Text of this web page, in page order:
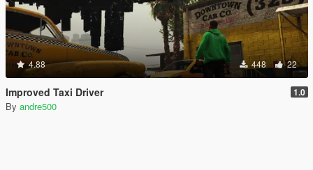
4.88 448 22
Improved Taxi Driver 1.0
By andre500